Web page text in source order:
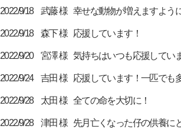
2022/9/18 武藤 様 幸せな動物が増えますよう
2022/9/18 森下 様 応援しています！
2022/9/20 宮澤 様 気持ちはいつも応援してい
2022/9/24 吉田 様 応援しています！一匹でも
2022/9/28 太田 様 全ての命を大切に！
2022/9/28 津田 様 先月亡くなった仔の供養に